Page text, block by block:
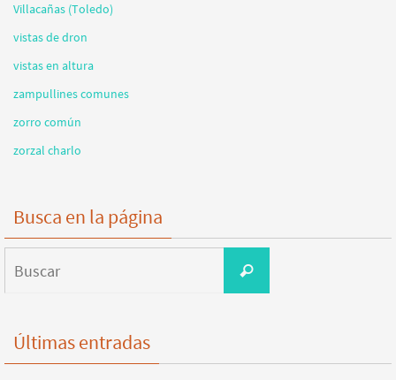
Villacañas (Toledo)
vistas de dron
vistas en altura
zampullines comunes
zorro común
zorzal charlo
Busca en la página
Buscar
Últimas entradas